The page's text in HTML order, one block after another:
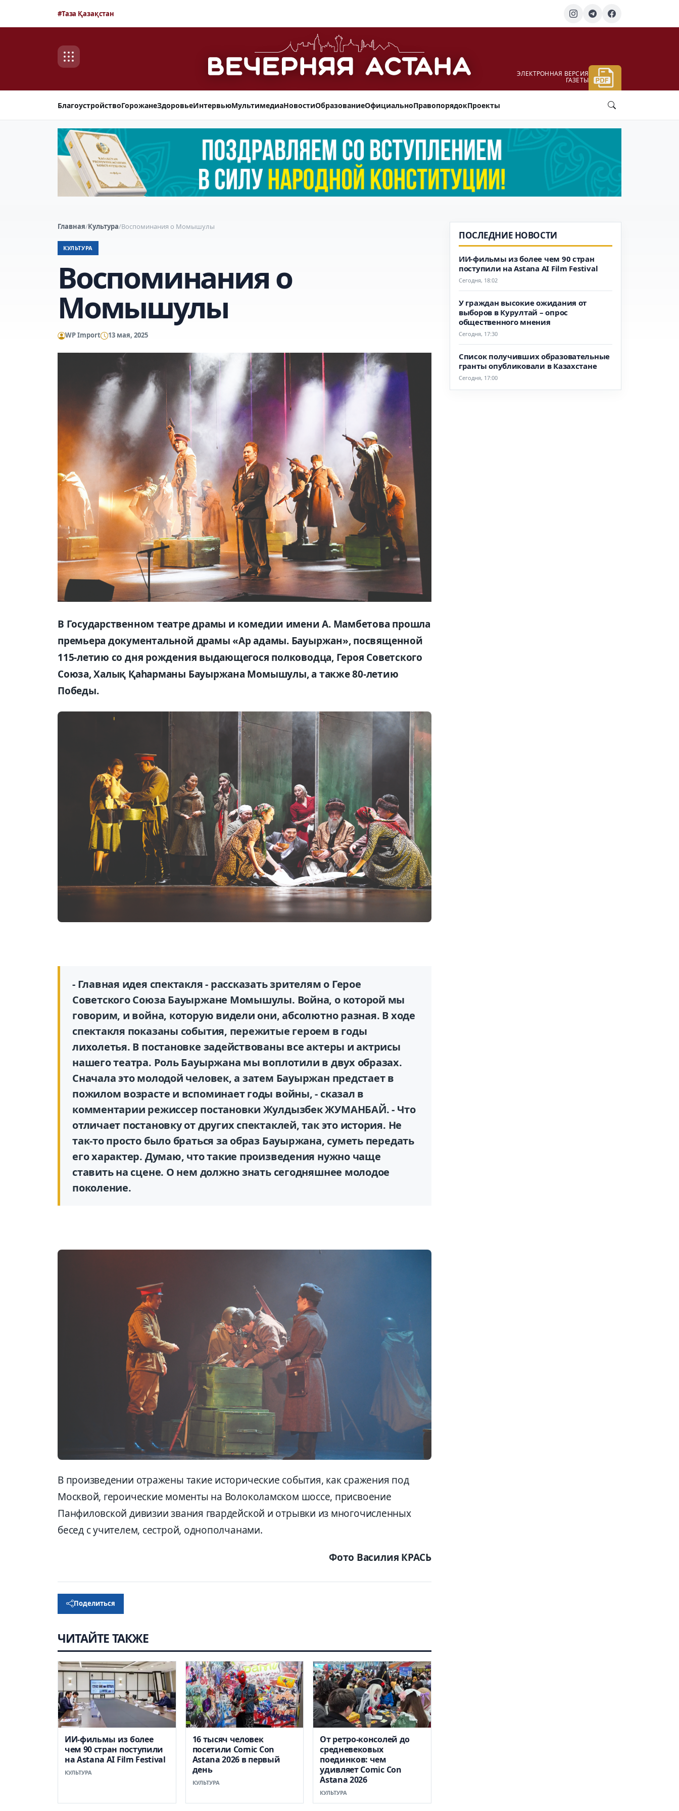
#Таза Қазақстан
ЭЛЕКТРОННАЯ ВЕРСИЯ
ГАЗЕТЫ
БлагоустройствоГорожанеЗдоровьеИнтервьюМультимедиаНовостиОбразованиеОфициальноПравопорядокПроекты
Главная/Культура/Воспоминания о Момышулы
КУЛЬТУРА
Воспоминания о
Момышулы
WP Import 13 мая, 2025
В Государственном театре драмы и комедии имени А. Мамбетова прошла
премьера документальной драмы «Ар адамы. Бауыржан», посвященной
115-летию со дня рождения выдающегося полководца, Героя Советского
Союза, Халық Қаһарманы Бауыржана Момышулы, а также 80-летию
Победы.
- Главная идея спектакля - рассказать зрителям о Герое
Советского Союза Бауыржане Момышулы. Война, о которой мы
говорим, и война, которую видели они, абсолютно разная. В ходе
спектакля показаны события, пережитые героем в годы
лихолетья. В постановке задействованы все актеры и актрисы
нашего театра. Роль Бауыржана мы воплотили в двух образах.
Сначала это молодой человек, а затем Бауыржан предстает в
пожилом возрасте и вспоминает годы войны, - сказал в
комментарии режиссер постановки Жулдызбек ЖУМАНБАЙ. - Что
отличает постановку от других спектаклей, так это история. Не
так-то просто было браться за образ Бауыржана, суметь передать
его характер. Думаю, что такие произведения нужно чаще
ставить на сцене. О нем должно знать сегодняшнее молодое
поколение.
В произведении отражены такие исторические события, как сражения под
Москвой, героические моменты на Волоколамском шоссе, присвоение
Панфиловской дивизии звания гвардейской и отрывки из многочисленных
бесед с учителем, сестрой, однополчанами.
Фото Василия КРАСЬ
Поделиться
ЧИТАЙТЕ ТАКЖЕ
ИИ-фильмы из более
чем 90 стран поступили
на Astana AI Film Festival
КУЛЬТУРА
16 тысяч человек
посетили Comic Con
Astana 2026 в первый
день
КУЛЬТУРА
От ретро-консолей до
средневековых
поединков: чем
удивляет Comic Con
Astana 2026
КУЛЬТУРА
ПОСЛЕДНИЕ НОВОСТИ
ИИ-фильмы из более чем 90 стран
поступили на Astana AI Film Festival
Сегодня, 18:02
У граждан высокие ожидания от
выборов в Курултай – опрос
общественного мнения
Сегодня, 17:30
Список получивших образовательные
гранты опубликовали в Казахстане
Сегодня, 17:00